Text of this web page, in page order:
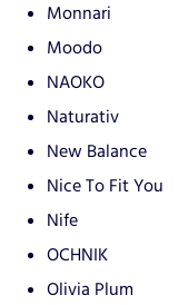
Monnari
Moodo
NAOKO
Naturativ
New Balance
Nice To Fit You
Nife
OCHNIK
Olivia Plum